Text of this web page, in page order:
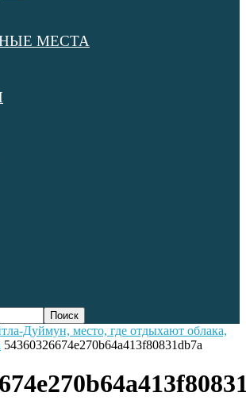
МЕСТА
Дуймун, место, где отдыхают облака,
54360326674e270b64a413f80831db7a